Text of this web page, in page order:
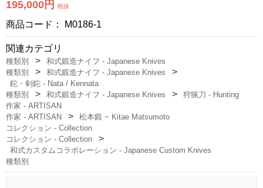
195,000円 税抜
商品コード： M0186-1
関連カテゴリ
種類別
和式鍛造ナイフ - Japanese Knives
種類別
和式鍛造ナイフ - Japanese Knives
鉈・剣鉈 - Nata / Kennata
種類別
和式鍛造ナイフ - Japanese Knives
狩猟刀 - Hunting
作家 - ARTISAN
作家 - ARTISAN
松本鍛 − Kitae Matsumoto
コレクション - Collection
コレクション - Collection
和式カスタムコラボレーション - Japanese Custom Knives
種類別